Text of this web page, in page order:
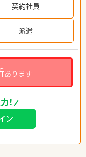
契約社員
派遣
あります
！